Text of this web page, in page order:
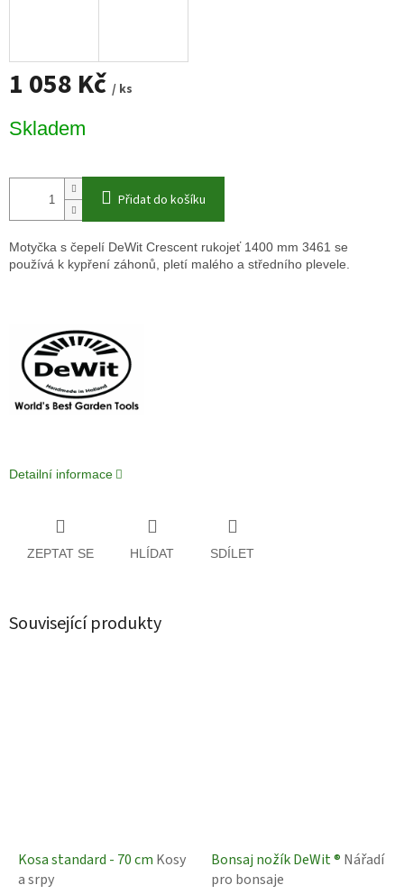
1 058 Kč / ks
cena:
Skladem
Přidat do košíku
Motyčka s čepelí DeWit Crescent rukojeť 1400 mm 3461 se
používá k kypření záhonů, pletí malého a středního plevele.
Detailní informace
ZEPTAT SE HLÍDAT SDÍLET
Související produkty
Kosa standard - 70 cm Kosy
a srpy
Bonsaj nožík DeWit ® Nářadí
pro bonsaje